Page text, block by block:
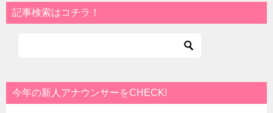
記事検索はコチラ！
今年の新人アナウンサーをCHECK!